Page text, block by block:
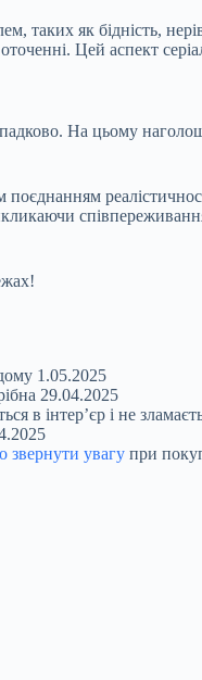
таких як бідність,
Цей аспект
На цьому
1.05.2025
29.04.2025
в інтер’єр і не
звернути увагу при